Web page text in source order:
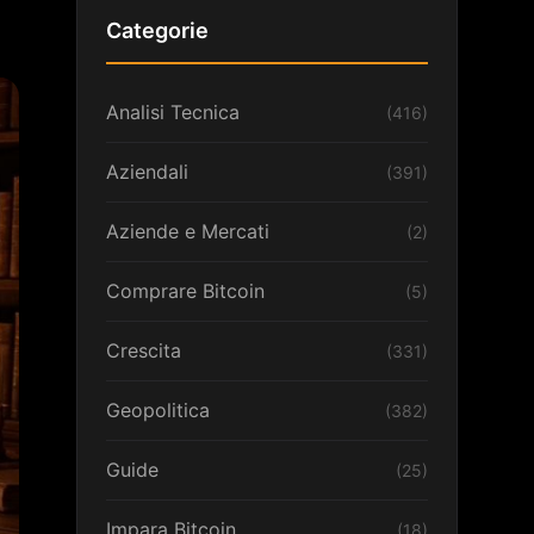
Categorie
Analisi Tecnica (416)
Aziendali (391)
Aziende e Mercati (2)
Comprare Bitcoin (5)
Crescita (331)
Geopolitica (382)
Guide (25)
Impara Bitcoin (18)